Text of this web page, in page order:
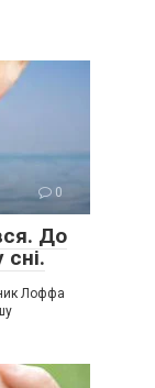
0
До
Лоффа